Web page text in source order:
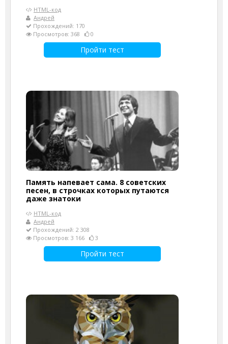
HTML-код
Андрей
Прохождений: 170
Просмотров: 368
0
Пройти тест
Память напевает сама. 8 советских
песен, в строчках которых путаются
даже знатоки
HTML-код
Андрей
Прохождений: 2 308
Просмотров: 3 166
3
Пройти тест